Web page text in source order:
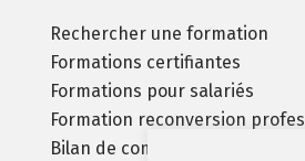
Rechercher une formation
Formations certifiantes
Formations pour salariés
Formation reconversion
Bilan de compétences